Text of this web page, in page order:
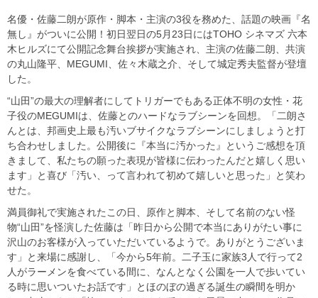
名優・佐藤二朗が原作・脚本・主演の3役を務めた、話題の映画『名
無し』がついに公開！初日翌日の5月23日にはTOHO シネマズ 六本
木ヒルズにて公開記念舞台挨拶が実施され、主演の佐藤二朗、共演
の丸山隆平、MEGUMI、佐々木蔵之介、そして城定秀夫監督が登壇
した。
“山田”の最大の理解者にしてトリガーでもある正体不明の女性・花
子役のMEGUMIは、佐藤とのハードなラブシーンを回想。「二朗さ
んとは、邦画史上最も汚いブサイクなラブシーンにしましょうと打
ち合わせしました。公開後に『本当に汚かった』というご感想を頂
きまして、私たちの願った表現が皆様に伝わったんだと嬉しく思い
ます」と喜び「汚い、って言われて初めて嬉しいと思った」と笑わ
せた。
満員御礼で実施されたこの日、原作と脚本、そして名前のない怪
物“山田”を怪演した佐藤は「昨日から公開で本当にありがたい事に
沢山のお客様が入っていただいているようで。ありがとうございま
す」と来場に感謝し、「今から5年前。二子玉に家族3人で行って2
人がラーメンを食べている間に、なんとなく公園を一人で歩いてい
る時に思いついたお話です」とほのぼの過ぎる誕生の瞬間を明か